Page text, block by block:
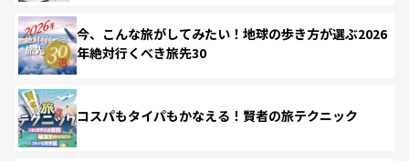
今、こんな旅がしてみたい！地球の歩き方が選ぶ2026
年絶対行くべき旅先30
コスパもタイパもかなえる！賢者の旅テクニック